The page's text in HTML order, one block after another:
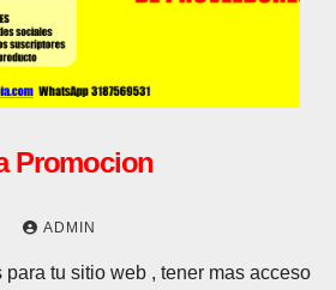
Promocion
ADMIN
tu sitio web , tener mas acceso